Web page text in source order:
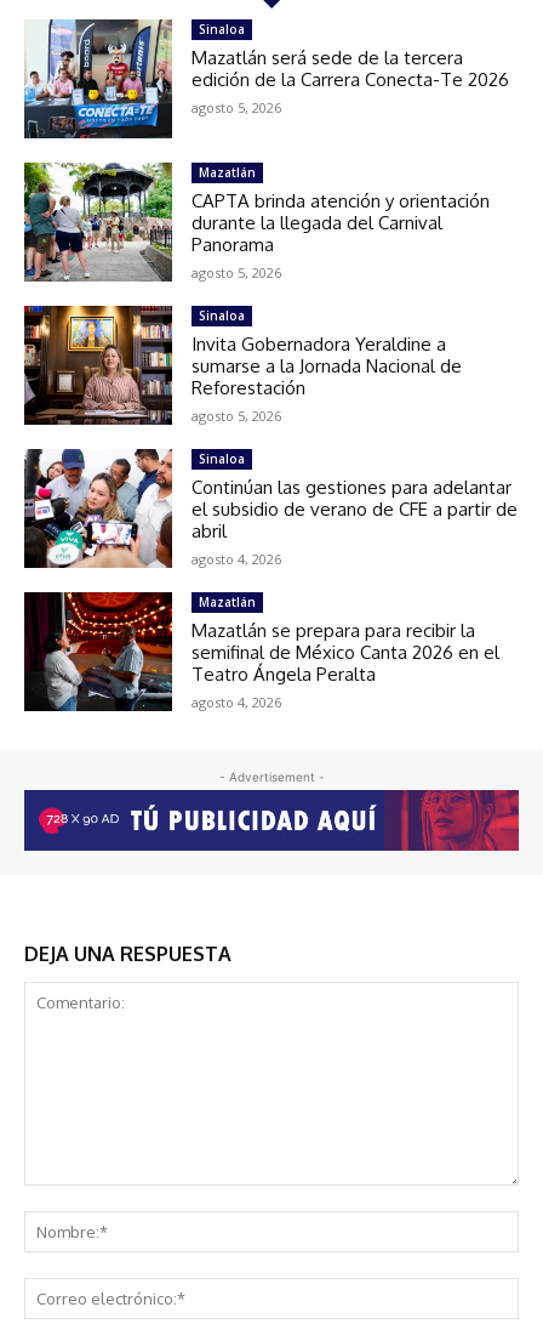
Sinaloa
Mazatlán será sede de la tercera
edición de la Carrera Conecta-Te 2026
agosto 5, 2026
Mazatlán
CAPTA brinda atención y orientación
durante la llegada del Carnival
Panorama
agosto 5, 2026
Sinaloa
Invita Gobernadora Yeraldine a
sumarse a la Jornada Nacional de
Reforestación
agosto 5, 2026
Sinaloa
Continúan las gestiones para adelantar
el subsidio de verano de CFE a partir de
abril
agosto 4, 2026
Mazatlán
Mazatlán se prepara para recibir la
semifinal de México Canta 2026 en el
Teatro Ángela Peralta
agosto 4, 2026
- Advertisement -
DEJA UNA RESPUESTA